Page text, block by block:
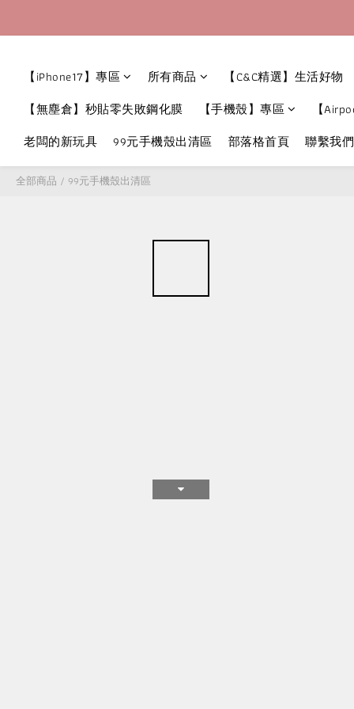
【iPhone17】專區 所有商品
【C&C精選】生活好物
【無塵倉】秒貼零失敗鋼化膜
【手機殼】專區
【
老闆的新玩具
99元手機殼出清區 部落格首頁 聯繫我們
全部商品 / 99元手機殼出清區